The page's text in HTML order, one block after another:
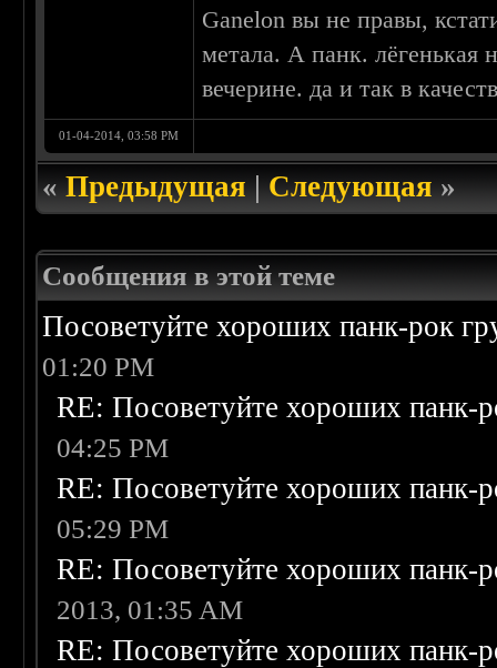
Ganelon вы не правы,
метала. А панк. лёгенькая
вечерине. да и так в
01-04-2014, 03:58 PM
«Предыдущая|Следующая»
Сообщения в этой теме
Посоветуйте хороших панк-рок
01:20 PM
RE: Посоветуйте хороших панк-
04:25 PM
RE: Посоветуйте хороших панк-
05:29 PM
RE: Посоветуйте хороших панк-
2013, 01:35 AM
RE: Посоветуйте хороших панк-